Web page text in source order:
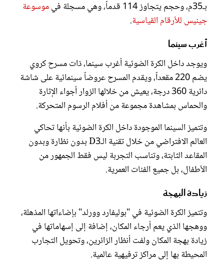
بـ35م، وحجم يتجاوز 114 قدماً، وهي مسجلة في
موسوعة
جينيس للأرقام القياسية.
أغرب سينما
ويوجد داخل الكرة الضوئية أغرب سينما، ذات مسرح كروي
يضم 220 مقعداً، ويقدم المسرح عروضاً سينمائية على شاشة
دائرية 360 درجة، يعيش من خلالها الزوار أجواء الإثارة
والحماس بمشاهدة مجموعة من أفلام الرسوم المتحركة.
وتتميز السينما الموجودة داخل الكرة الضوئية بأنها تحاكي
العالم الافتراضي من خلال تقنية الـD3 بدون نظارة وبدون
المقاعد الثابتة، وتناسب التجربة ليس فقط الجمهور من
الأطفال، بل جميع الفئات العمرية.
زيادة البهجة
وتتميز الكرة الضوئية في "بوليفارد وورلد" بإضاءاتها المذهلة،
ووهجها الذي يعم أرجاء المكان، إضافة إلى إسهاماتها في
زيادة بهجة المكان ولفت أنظار الزائرين، وتحويل التجارب
المحيطة بها إلى مراكز ترفيهية عالمية.